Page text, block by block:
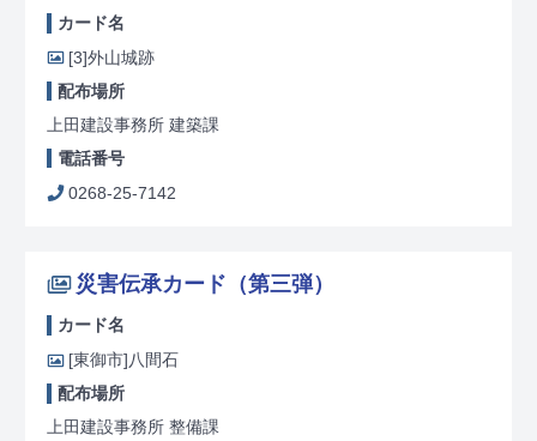
カード名
[3]外山城跡
配布場所
上田建設事務所 建築課
電話番号
0268-25-7142
災害伝承カード（第三弾）
カード名
[東御市]八間石
配布場所
上田建設事務所 整備課